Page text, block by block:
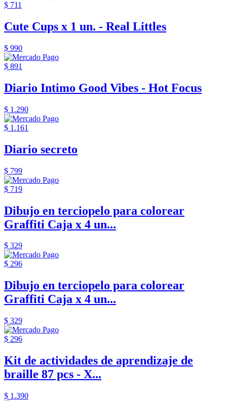
$ 711
Cute Cups x 1 un. - Real Littles
$ 990
$ 891
Diario Intimo Good Vibes - Hot Focus
$ 1.290
$ 1.161
Diario secreto
$ 799
$ 719
Dibujo en terciopelo para colorear
Graffiti Caja x 4 un...
$ 329
$ 296
Dibujo en terciopelo para colorear
Graffiti Caja x 4 un...
$ 329
$ 296
Kit de actividades de aprendizaje de
braille 87 pcs - X...
$ 1.390